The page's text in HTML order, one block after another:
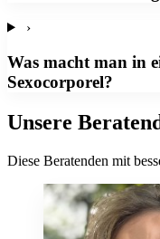
›
Was macht man in
Sexocorporel?
Unsere
Diese Beratenden mit